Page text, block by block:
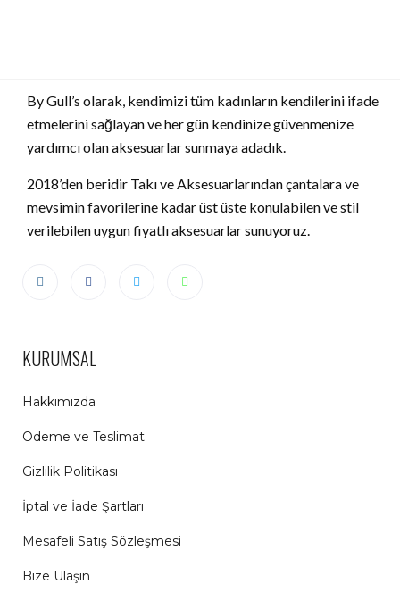
By Gull’s olarak, kendimizi tüm kadınların kendilerini ifade
etmelerini sağlayan ve her gün kendinize güvenmenize
yardımcı olan aksesuarlar sunmaya adadık.
2018’den beridir Takı ve Aksesuarlarından çantalara ve
mevsimin favorilerine kadar üst üste konulabilen ve stil
verilebilen uygun fiyatlı aksesuarlar sunuyoruz.
KURUMSAL
Hakkımızda
Ödeme ve Teslimat
Gizlilik Politikası
İptal ve İade Şartları
Mesafeli Satış Sözleşmesi
Bize Ulaşın